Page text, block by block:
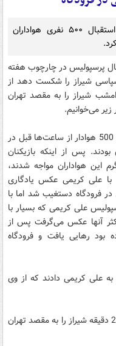
کاروان تیم فوتبال پرسپولیس پس از استقبال ۵۰۰ نفری هواداران
پرسپولیس در چارچوب هفته
شد با 2 گل فجر سپاسی شیراز را شکست دهد از
همین‌رو کاروان قرمزپوشان ساعت 23:15 امشب شیراز را به مقصد تهران
می‌خوانیم.
* در هنگام خروج پرسپولیس از شیراز حدود 500 هوادار از ساعت‌ها قبل در
پس از اینکه بازیکنان
این هواداران مواجه شدند،
با علی کریمی عکس یادگاری
فرودگاه دستغیب شد اما با
علی کریمی که بسیار با
اکثر آنها عکس می‌گرفت پس از
بود رهایی یافت و فرودگاه
به علی کریمی دادند که از وی
* کاروان تیم فوتبال پرسپولیس ساعت 23:15 دقیقه شیراز را به مقصد تهران